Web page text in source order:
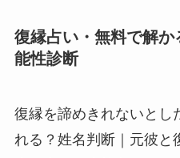
復縁占い・無料で解
能性診断
復縁を諦めきれないとし
れる？姓名判断｜元彼と